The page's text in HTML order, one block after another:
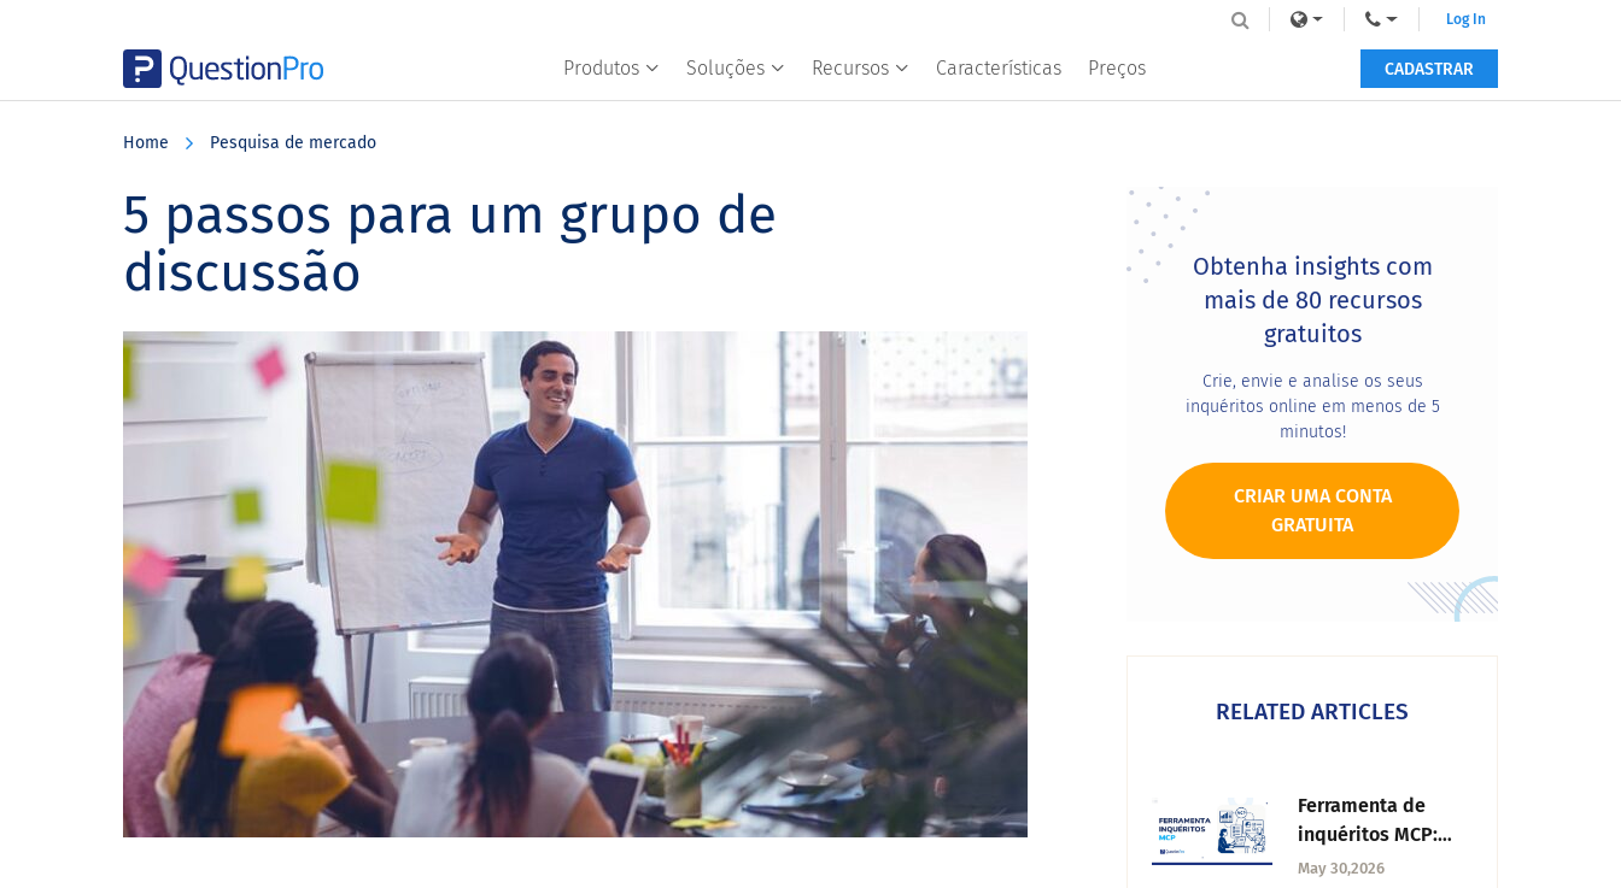
Produtos Soluções Recursos Características Preços
Log In
CADASTRAR
Home Pesquisa de mercado
5 passos para um grupo de
discussão
Primary
SidebarObtenha insights com
mais de 80 recursos
gratuitos
Crie, envie e analise os seus
inquéritos online em menos de 5
minutos!
CRIAR UMA CONTA
GRATUITA
RELATED ARTICLES
Ferramenta de
inquéritos MCP:
como os agentes
May 30,2026